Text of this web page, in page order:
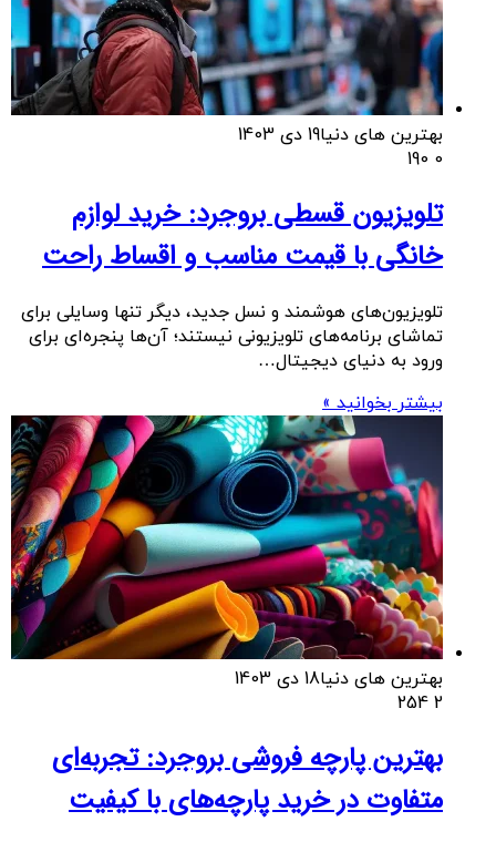
بهترین های دنیا19 دی 1403
0
تلویزیون قسطی بروجرد: خرید لوازم
خانگی با قیمت مناسب و اقساط راحت
تلویزیون‌های هوشمند و نسل جدید، دیگر تنها وسایلی برای
تماشای برنامه‌های تلویزیونی نیستند؛ آن‌ها پنجره‌ای برای
ورود به دنیای دیجیتال…
بیشتر بخوانید »
بهترین های دنیا18 دی 1403
2
بهترین پارچه فروشی بروجرد: تجربه‌ای
متفاوت در خرید پارچه‌های با کیفیت